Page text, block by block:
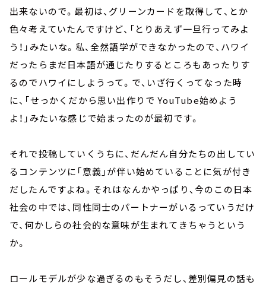
出来ないので。最初は、グリーンカードを取得して、とか
色々考えていたんですけど、「とりあえず一旦行ってみよ
う！」みたいな。私、全然語学ができなかったので、ハワイ
だったらまだ日本語が通じたりするところもあったりす
るのでハワイにしようって。で、いざ行くってなった時
に、「せっかくだから思い出作りで YouTube始めよう
よ！」みたいな感じで始まったのが最初です。
それで投稿していくうちに、だんだん自分たちの出してい
るコンテンツに「意義」が伴い始めていることに気が付き
だしたんですよね。それはなんかやっぱり、今のこの日本
社会の中では、同性同士のパートナーがいるっていうだけ
で、何かしらの社会的な意味が生まれてきちゃうという
か。
ロールモデルが少な過ぎるのもそうだし、差別偏見の話も